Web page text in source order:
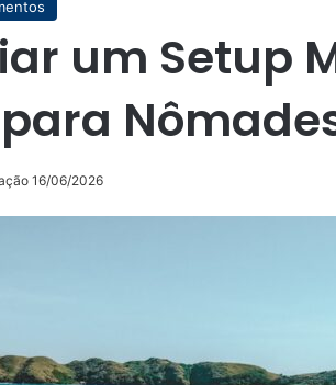
um Setup
16/06/2026